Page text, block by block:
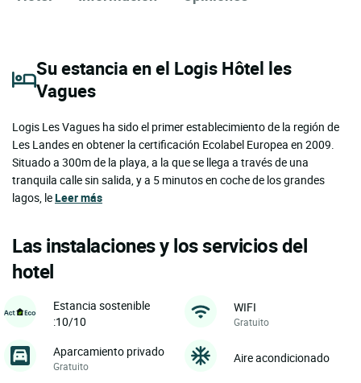
Su estancia en el Logis Hôtel les
Vagues
Logis Les Vagues ha sido el primer establecimiento de la región de
Les Landes en obtener la certificación Ecolabel Europea en 2009.
Situado a 300m de la playa, a la que se llega a través de una
tranquila calle sin salida, y a 5 minutos en coche de los grandes
lagos, leLeer más
Las instalaciones y los servicios del
hotel
Estancia sostenible
:10/10
WIFI
Gratuito
Aparcamiento privado
Gratuito
Aire acondicionado